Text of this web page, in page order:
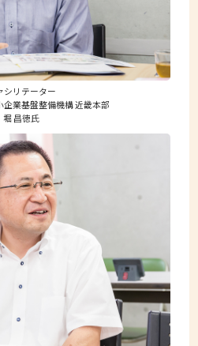
シリテーター
企業基盤整備機構 近畿本部
堀 昌徳氏